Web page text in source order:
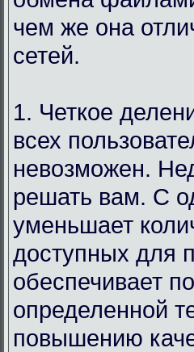
чем же она
сетей.
1. Четкое
всех
невозможен.
решать вам. С
уменьшает
доступных для
обеспечивает
определенной
повышению